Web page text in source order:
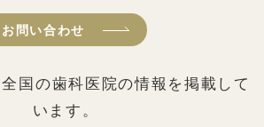
お問い合わせ
国の歯科医院の情報を掲載して
います。